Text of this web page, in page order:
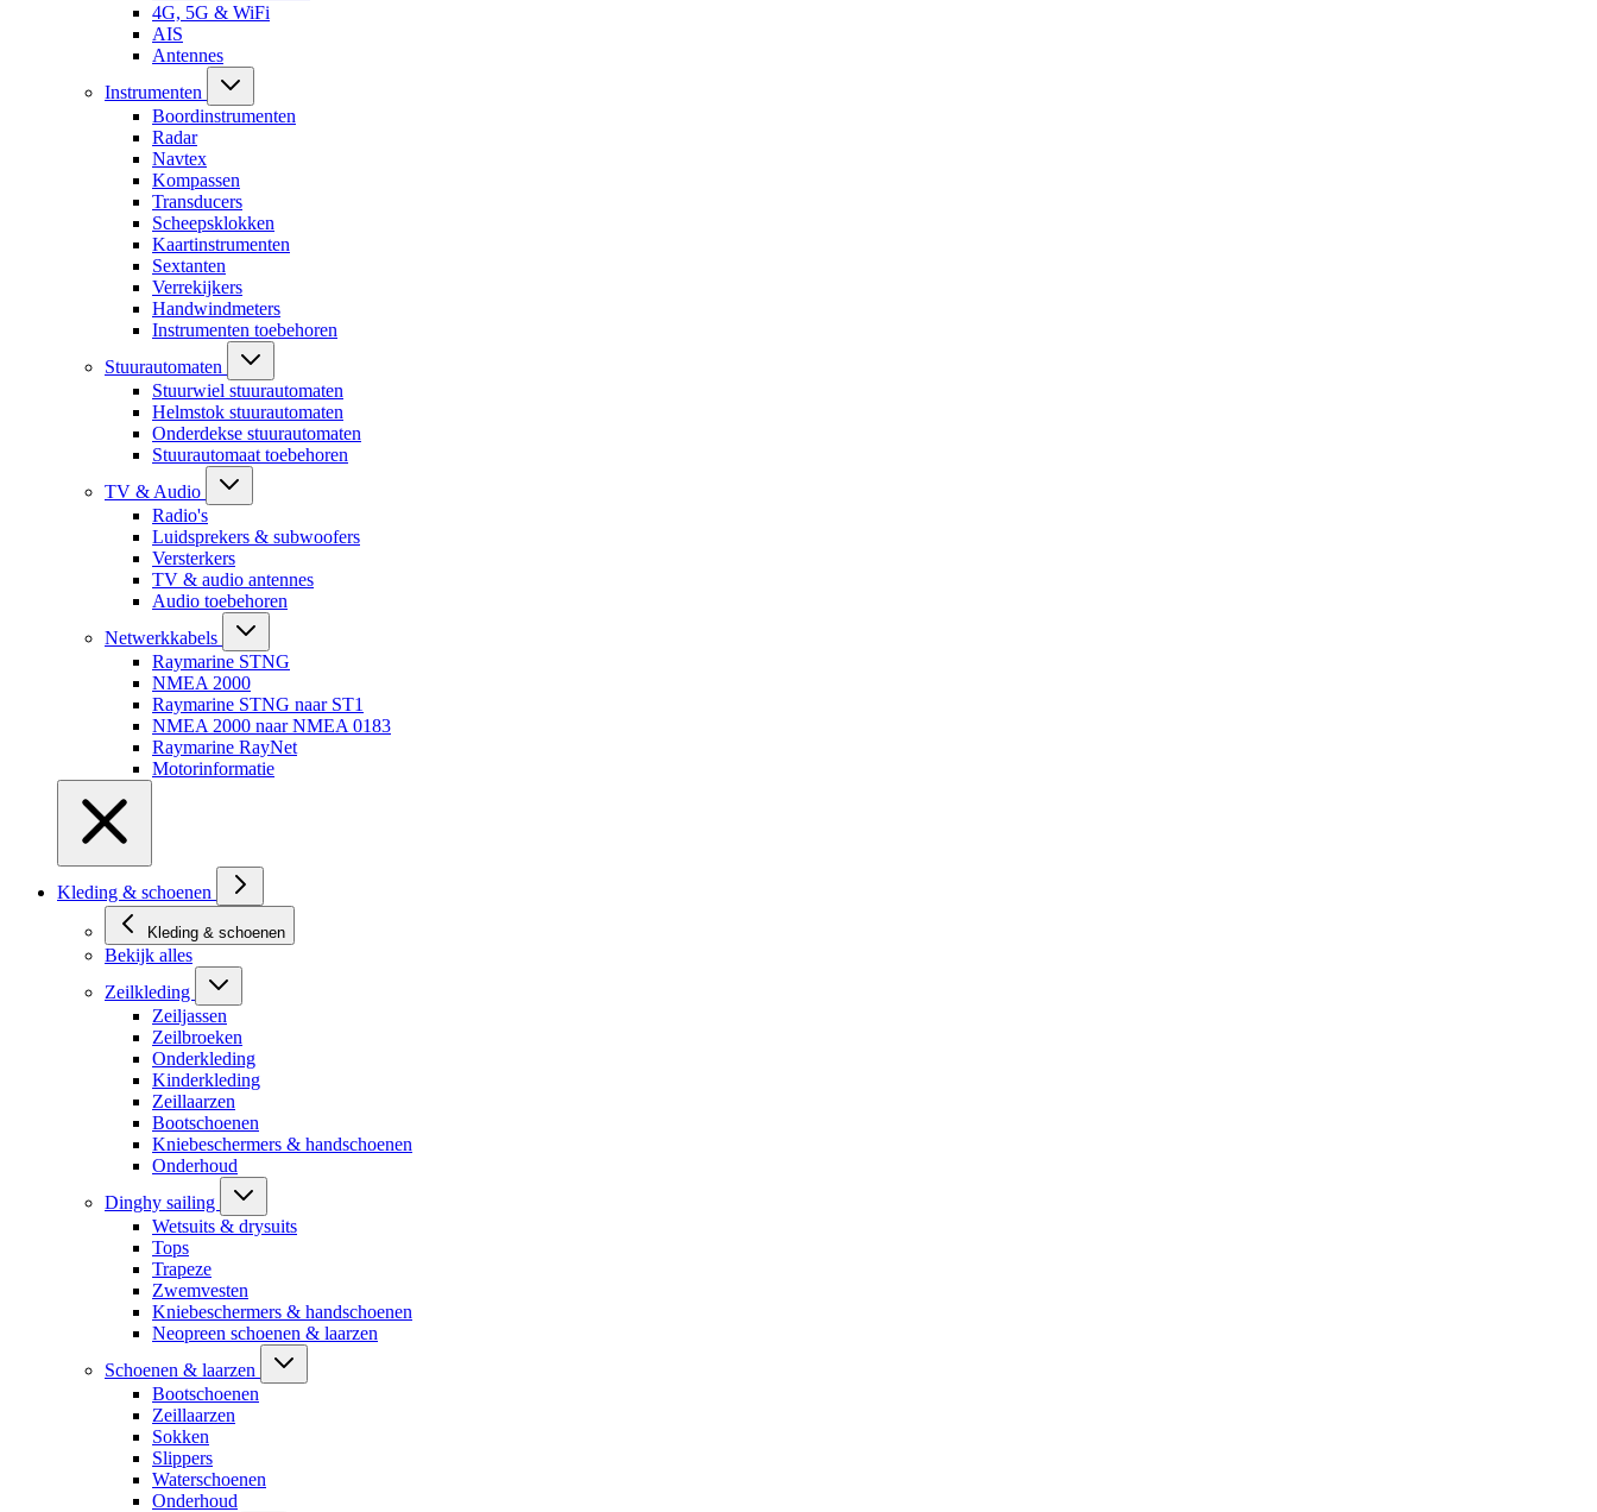
4G, 5G & WiFi
AIS
Antennes
Instrumenten
Boordinstrumenten
Radar
Navtex
Kompassen
Transducers
Scheepsklokken
Kaartinstrumenten
Sextanten
Verrekijkers
Handwindmeters
Instrumenten toebehoren
Stuurautomaten
Stuurwiel stuurautomaten
Helmstok stuurautomaten
Onderdekse stuurautomaten
Stuurautomaat toebehoren
TV & Audio
Radio's
Luidsprekers & subwoofers
Versterkers
TV & audio antennes
Audio toebehoren
Netwerkkabels
Raymarine STNG
NMEA 2000
Raymarine STNG naar ST1
NMEA 2000 naar NMEA 0183
Raymarine RayNet
Motorinformatie
Kleding & schoenen
Kleding & schoenen
Bekijk alles
Zeilkleding
Zeiljassen
Zeilbroeken
Onderkleding
Kinderkleding
Zeillaarzen
Bootschoenen
Kniebeschermers & handschoenen
Onderhoud
Dinghy sailing
Wetsuits & drysuits
Tops
Trapeze
Zwemvesten
Kniebeschermers & handschoenen
Neopreen schoenen & laarzen
Schoenen & laarzen
Bootschoenen
Zeillaarzen
Sokken
Slippers
Waterschoenen
Onderhoud